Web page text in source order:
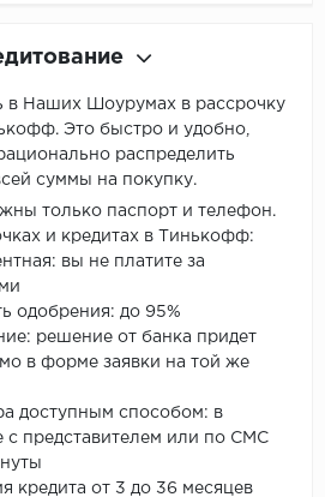
в Наших Шоурумах в рассрочку
Это быстро и удобно,
распределить
суммы на покупку.
только паспорт и телефон.
и кредитах в Тинькофф:
вы не платите за
одобрения: до 95%
решение от банка придет
в форме заявки на той же
доступным способом: в
с представителем или по СМС
кредита от 3 до 36 месяцев